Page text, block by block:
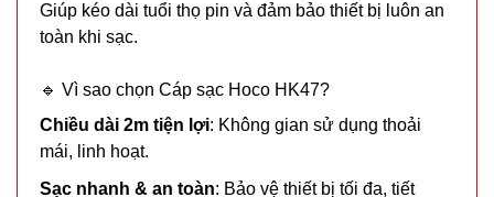
Giúp kéo dài tuổi thọ pin và đảm bảo thiết bị luôn an
toàn khi sạc.
🔹 Vì sao chọn Cáp sạc Hoco HK47?
Chiều dài 2m tiện lợi: Không gian sử dụng thoải
mái, linh hoạt.
Sạc nhanh & an toàn: Bảo vệ thiết bị tối đa, tiết
Đặt